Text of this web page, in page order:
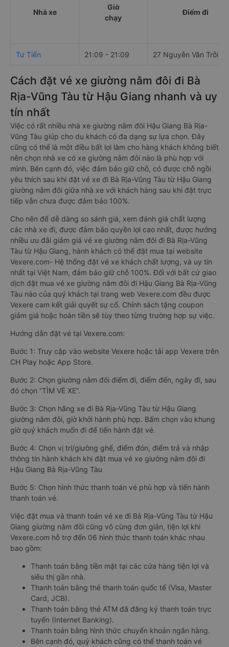
Nhà xe
Giờ
chạy
Điểm đi
Tư Tiến 21:09 - 21:09 27 Nguyễn Văn Trỗi
Cách đặt vé xe giường nằm đôi đi Bà
Rịa-Vũng Tàu từ Hậu Giang nhanh và uy
tín nhất
Việc có rất nhiều nhà xe giường nằm đôi Hậu Giang Bà Rịa-
Vũng Tàu giúp cho du khách có đa dạng sự lựa chọn. Đây
cũng có thể là một điều bất lợi làm cho hàng khách không biết
nên chọn nhà xe có xe giường nằm đôi nào là phù hợp với
mình. Bên cạnh đó, việc đảm bảo giữ chỗ, có được chỗ ngồi
yêu thích sau khi đặt vé xe đi Bà Rịa-Vũng Tàu từ Hậu Giang
giường nằm đôi giữa nhà xe với khách hàng sau khi đặt trực
tiếp vẫn chưa được đảm bảo 100%.
Cho nên để dễ dàng so sánh giá, xem đánh giá chất lượng
các nhà xe đi, được đảm bảo quyền lợi cao nhất, được hưởng
nhiều ưu đãi giảm giá vé xe giường nằm đôi đi Bà Rịa-Vũng
Tàu từ Hậu Giang, hành khách có thể đặt mua tại website
Vexere.com- Hệ thống đặt vé xe khách chất lượng, và uy tín
nhất tại Việt Nam, đảm bảo giữ chỗ 100%. Đối với bất cứ giao
dịch đặt mua vé xe giường nằm đôi đi Hậu Giang Bà Rịa-Vũng
Tàu nào của quý khách tại trang web Vexere.com đều được
Vexere cam kết giải quyết sự cố. Chính sách tặng coupon
giảm giá hoặc hoàn tiền sẽ tùy theo từng trường hợp sự việc.
Hướng dẫn đặt vé tại Vexere.com:
Bước 1: Truy cập vào website Vexere hoặc tải app Vexere trên
CH Play hoặc App Store.
Bước 2: Chọn giường nằm đôi điểm đi, điểm đến, ngày đi, sau
đó chọn “TÌM VÉ XE”.
Bước 3: Chọn hãng xe đi Bà Rịa-Vũng Tàu từ Hậu Giang
giường nằm đôi, giờ khởi hành phù hợp. Bấm chọn vào khung
giờ quý khách muốn đi để tiến hành đặt vé.
Bước 4: Chọn vị trí/giường ghế, điểm đón, điểm trả và nhập
thông tin hành khách khi đặt mua vé xe giường nằm đôi đi
Hậu Giang Bà Rịa-Vũng Tàu
Bước 5: Chọn hình thức thanh toán vé phù hợp và tiến hành
thanh toán vé.
Việc đặt mua và thanh toán vé xe đi Bà Rịa-Vũng Tàu từ Hậu
Giang giường nằm đôi cũng vô cùng đơn giản, tiện lợi khi
Vexere.com hỗ trợ đến 06 hình thức thanh toán khác nhau
bao gồm:
Thanh toán bằng tiền mặt tại các cửa hàng tiện lợi và
siêu thị gần nhà.
Thanh toán bằng thẻ thanh toán quốc tế (Visa, Master
Card, JCB).
Thanh toán bằng thẻ ATM đã đăng ký thanh toán trực
tuyến (Internet Banking).
Thanh toán bằng hình thức chuyển khoản ngân hàng.
Bên cạnh đó, quý khách cũng có thể thanh toán vé